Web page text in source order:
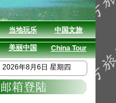
当地玩乐 中国文旅
美丽中国 China Tour
2026年8月6日 星期四